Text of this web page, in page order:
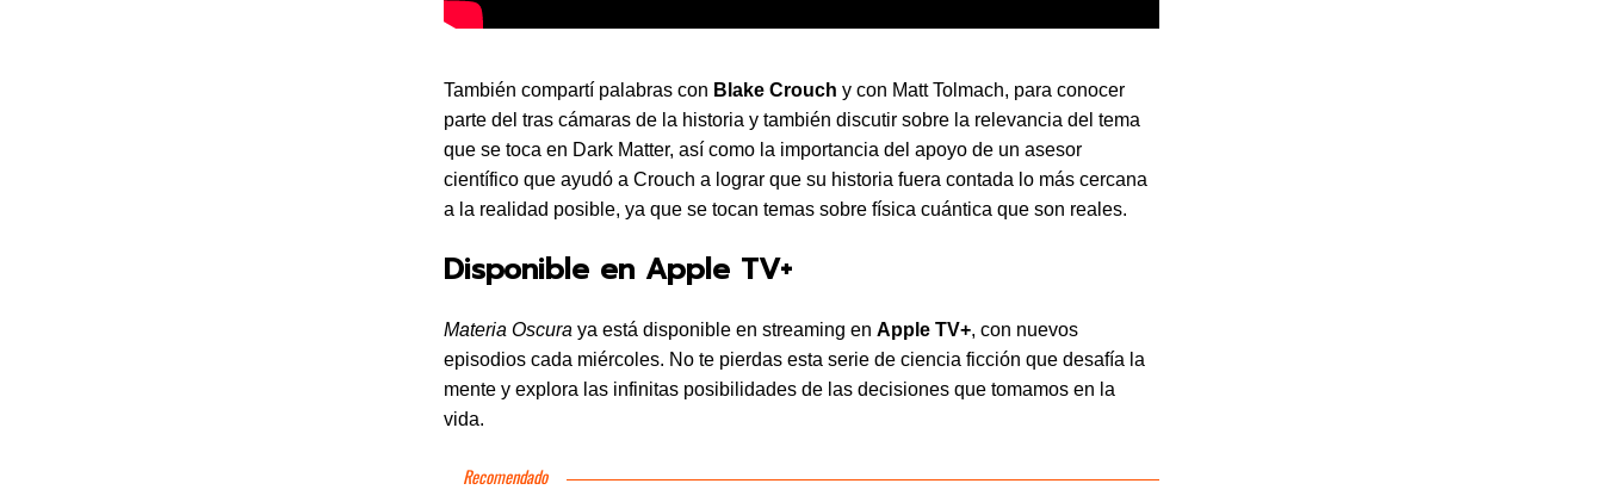
También compartí palabras con Blake Crouch y con Matt Tolmach, para conocer
parte del tras cámaras de la historia y también discutir sobre la relevancia del tema
que se toca en Dark Matter, así como la importancia del apoyo de un asesor
científico que ayudó a Crouch a lograr que su historia fuera contada lo más cercana
a la realidad posible, ya que se tocan temas sobre física cuántica que son reales.
Disponible en Apple TV+
Materia Oscura ya está disponible en streaming en Apple TV+, con nuevos
episodios cada miércoles. No te pierdas esta serie de ciencia ficción que desafía la
mente y explora las infinitas posibilidades de las decisiones que tomamos en la
vida.